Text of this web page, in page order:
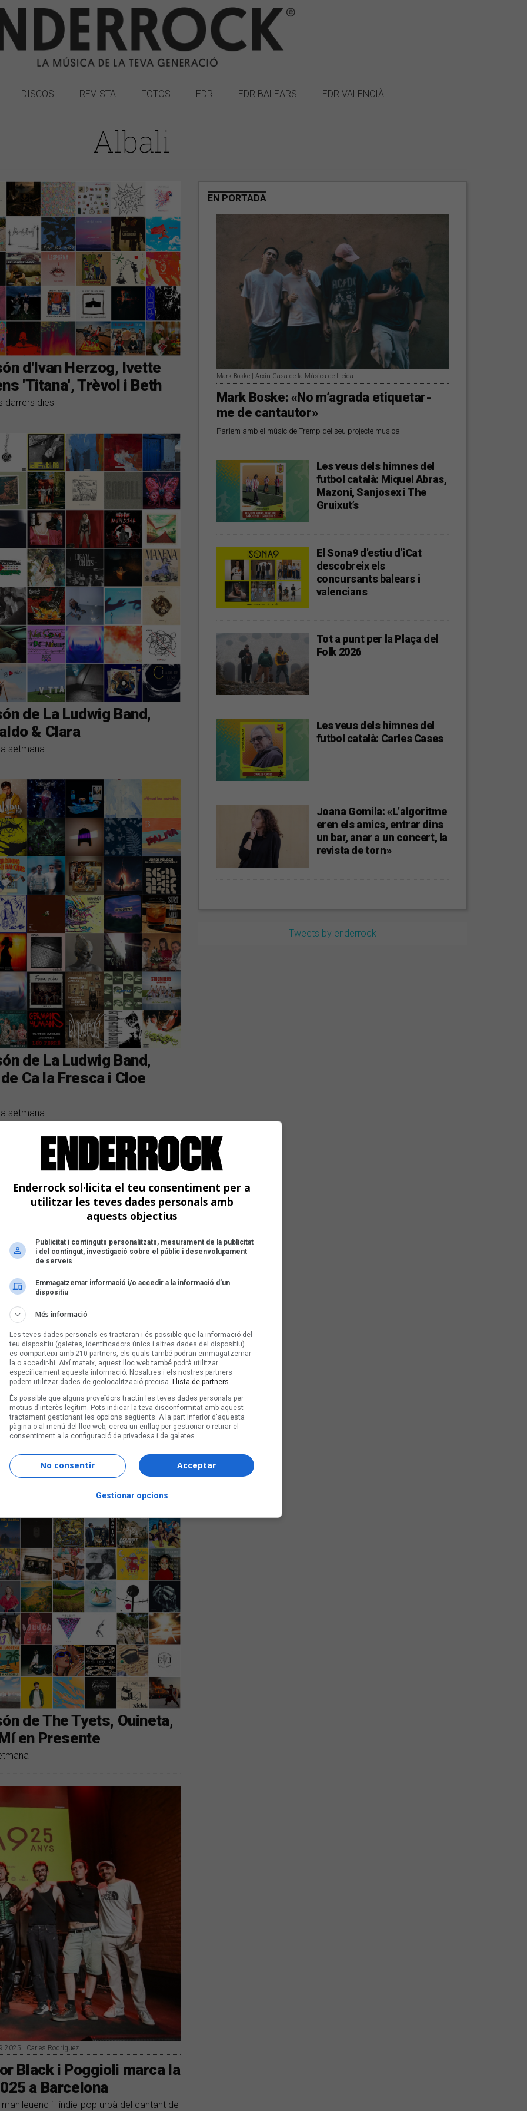
DISCOS REVISTA FOTOS EDR EDR BALEARS EDR VALENCIÀ
Albali
d'Ivan Herzog, Ivette
'Titana', Trèvol i Beth
darrers dies
de La Ludwig Band,
& Clara
setmana
de La Ludwig Band,
Ca la Fresca i Cloe
setmana
Albali, Celobert,
fins a l'agost i repassarà cadascun dels
els dilluns a les 21 h a iCat, i els
de The Tyets, Ouineta,
en Presente
2025 | Carles Rodríguez
Black i Poggioli marca la
a Barcelona
i l'indie-pop urbà del cantant de
EN PORTADA
Mark Boske | Arxiu Casa de la Música de Lleida
Mark Boske: «No m’agrada etiquetar-
me de cantautor»
Parlem amb el músic de Tremp del seu projecte musical
Les veus dels himnes del
futbol català: Miquel Abras,
Mazoni, Sanjosex i The
Gruixut’s
El Sona9 d'estiu d'iCat
descobreix els
concursants balears i
valencians
Tot a punt per la Plaça del
Folk 2026
Les veus dels himnes del
futbol català: Carles Cases
Joana Gomila: «L’algoritme
eren els amics, entrar dins
un bar, anar a un concert, la
revista de torn»
Tweets by enderrock
Enderrock sol·licita el teu consentiment per a
utilitzar les teves dades personals amb
aquests objectius
Publicitat i continguts personalitzats, mesurament de la publicitat
i del contingut, investigació sobre el públic i desenvolupament
de serveis
Emmagatzemar informació i/o accedir a la informació d’un
dispositiu
Més informació
Les teves dades personals es tractaran i és possible que la informació del
teu dispositiu (galetes, identificadors únics i altres dades del dispositiu)
es comparteixi amb 210 partners, els quals també podran emmagatzemar-
la o accedir-hi. Així mateix, aquest lloc web també podrà utilitzar
específicament aquesta informació. Nosaltres i els nostres partners
podem utilitzar dades de geolocalització precisa. Llista de partners.
És possible que alguns proveïdors tractin les teves dades personals per
motius d'interès legítim. Pots indicar la teva disconformitat amb aquest
tractament gestionant les opcions següents. A la part inferior d'aquesta
pàgina o al menú del lloc web, cerca un enllaç per gestionar o retirar el
consentiment a la configuració de privadesa i de galetes.
Acceptar
No consentir
Gestionar opcions